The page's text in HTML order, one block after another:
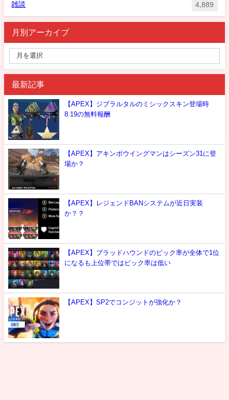
雑談 4,889
月別アーカイブ
最新記事
【APEX】ジブラルタルのミシックスキン登場時
8.19の無料報酬
【APEX】アキンボウイングマンはシーズン31に登
場か？
【APEX】レジェンドBANシステムが近日実装
か？？
【APEX】ブラッドハウンドのピック率が全体で1位
になるも上位帯ではピック率は低い
【APEX】SP2でコンジットが強化か？